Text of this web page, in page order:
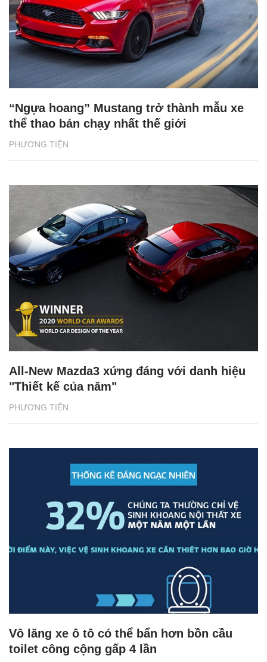
PHƯƠNG TIỆN
“Ngựa hoang” Mustang trở thành mẫu xe
thể thao bán chạy nhất thế giới
PHƯƠNG TIỆN
All-New Mazda3 xứng đáng với danh hiệu
"Thiết kế của năm"
Vô lăng xe ô tô có thể bẩn hơn bồn cầu
toilet công cộng gấp 4 lần